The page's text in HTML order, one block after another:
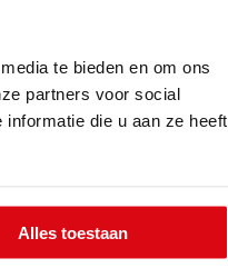
te bieden en om ons
partners voor social
die u aan ze heeft
Alles toestaan
Sluiten